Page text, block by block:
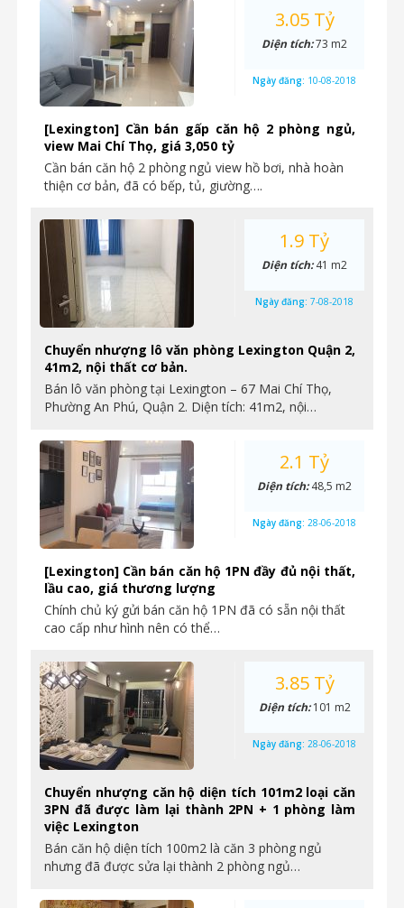
[Lexington] Cần bán gấp căn hộ 2 phòng ngủ,
view Mai Chí Thọ, giá 3,050 tỷ
Cần bán căn hộ 2 phòng ngủ view hồ bơi, nhà hoàn
thiện cơ bản, đã có bếp, tủ, giường….
3.05 Tỷ
Diện tích:73 m2
Ngày đăng: 10-08-2018
Chuyển nhượng lô văn phòng Lexington Quận 2,
41m2, nội thất cơ bản.
Bán lô văn phòng tại Lexington – 67 Mai Chí Thọ,
Phường An Phú, Quận 2. Diện tích: 41m2, nội…
1.9 Tỷ
Diện tích:41 m2
Ngày đăng: 7-08-2018
[Lexington] Cần bán căn hộ 1PN đầy đủ nội thất,
lầu cao, giá thương lượng
Chính chủ ký gửi bán căn hộ 1PN đã có sẵn nội thất
cao cấp như hình nên có thể…
2.1 Tỷ
Diện tích:48,5 m2
Ngày đăng: 28-06-2018
Chuyển nhượng căn hộ diện tích 101m2 loại căn
3PN đã được làm lại thành 2PN + 1 phòng làm
việc Lexington
Bán căn hộ diện tích 100m2 là căn 3 phòng ngủ
nhưng đã được sửa lại thành 2 phòng ngủ…
3.85 Tỷ
Diện tích:101 m2
Ngày đăng: 28-06-2018